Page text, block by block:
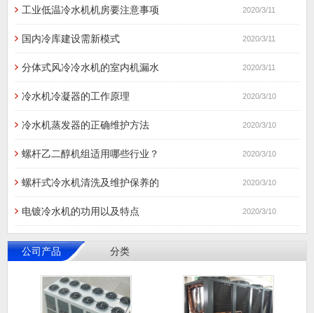
工业低温冷水机机房要注意事项 2020/3/11
国内冷库建设需新模式 2020/3/11
分体式风冷冷水机的室内机漏水 2020/3/11
冷水机冷凝器的工作原理 2020/3/10
冷水机蒸发器的正确维护方法 2020/3/10
螺杆乙二醇机组适用哪些行业？ 2020/3/10
螺杆式冷水机清洗及维护保养的 2020/3/10
电镀冷水机的功用以及特点 2020/3/10
公司产品 分类